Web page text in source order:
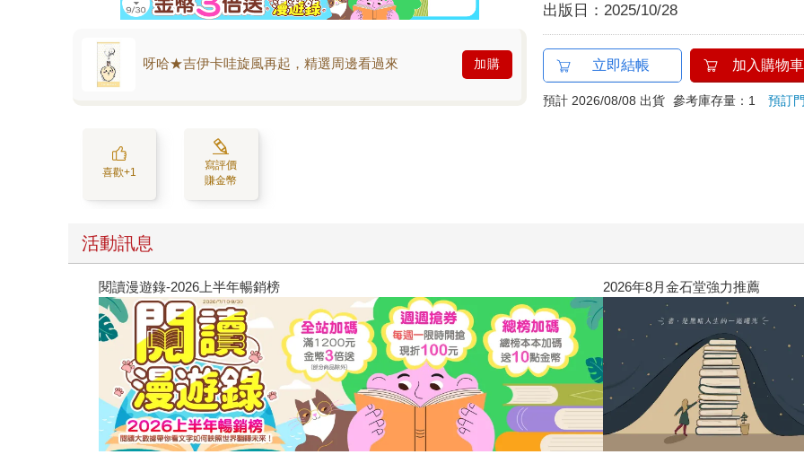
呀哈★吉伊卡哇旋風再起，精選周邊看過來 加購
喜歡+1
寫評價
賺金幣
出版日： 2025/10/28
立即結帳 加入購物車
預計 2026/08/08 出貨 參考庫存量：1預訂
活動訊息
閱讀漫遊錄-2026上半年暢銷榜 2026年8月金石堂強力推薦